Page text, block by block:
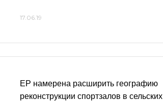
17.06.19
ЕР намерена расширить географию
реконструкции спортзалов в сельских